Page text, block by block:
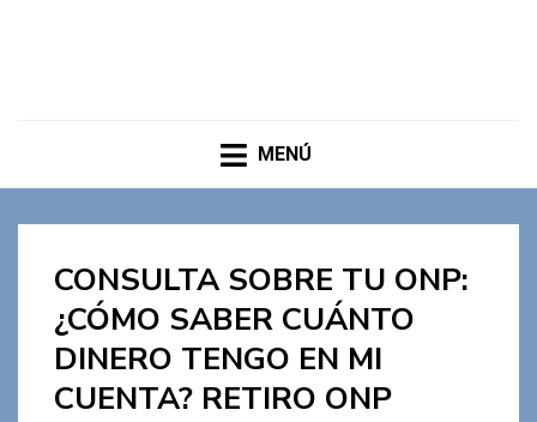
MENÚ
CONSULTA SOBRE TU ONP:
¿CÓMO SABER CUÁNTO
DINERO TENGO EN MI
CUENTA? RETIRO ONP